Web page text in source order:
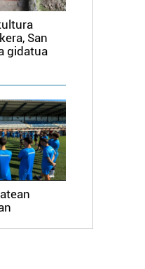
San
gidatua